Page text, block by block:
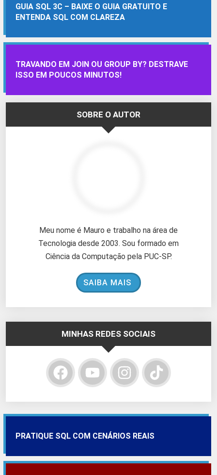
GUIA SQL 3C – BAIXE O GUIA GRATUITO E
ENTENDA SQL COM CLAREZA
TRAVANDO EM JOIN OU GROUP BY? DESTRAVE
ISSO EM POUCOS MINUTOS!
SOBRE O AUTOR
Meu nome é Mauro e trabalho na área de
Tecnologia desde 2003. Sou formado em
Ciência da Computação pela PUC-SP.
SAIBA MAIS
MINHAS REDES SOCIAIS
PRATIQUE SQL COM CENÁRIOS REAIS